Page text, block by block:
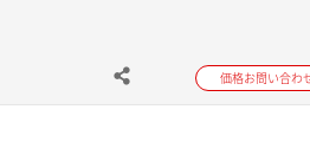
価格お問い合わ